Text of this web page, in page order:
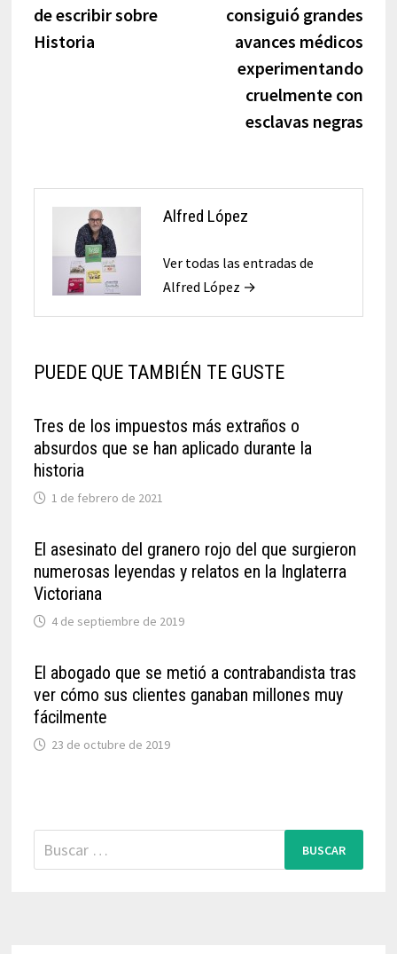
entradas
de escribir sobre
Historia
consiguió grandes
avances médicos
experimentando
cruelmente con
esclavas negras
Alfred López
Ver todas las entradas de
Alfred López →
PUEDE QUE TAMBIÉN TE GUSTE
Tres de los impuestos más extraños o
absurdos que se han aplicado durante la
historia
1 de febrero de 2021
El asesinato del granero rojo del que surgieron
numerosas leyendas y relatos en la Inglaterra
Victoriana
4 de septiembre de 2019
El abogado que se metió a contrabandista tras
ver cómo sus clientes ganaban millones muy
fácilmente
23 de octubre de 2019
Buscar: